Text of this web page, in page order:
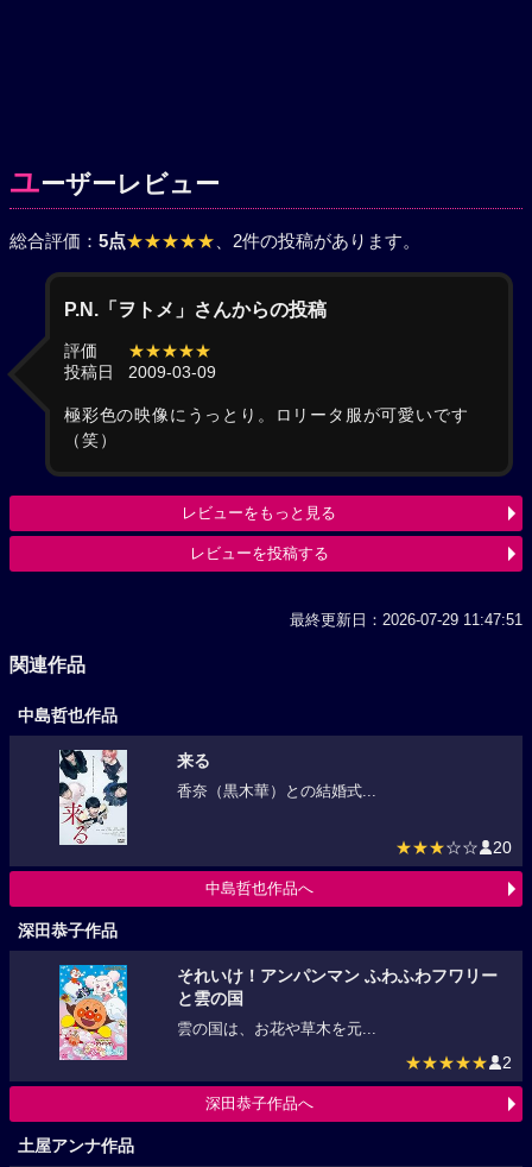
ユーザーレビュー
総合評価： 5点★★★★★ 、2件の投稿があります。
P.N.「ヲトメ」さんからの投稿
評価
★★★★★
投稿日
2009-03-09
極彩色の映像にうっとり。ロリータ服が可愛いです
（笑）
レビューをもっと見る
レビューを投稿する
最終更新日：2026-07-29 11:47:51
関連作品
中島哲也作品
来る
香奈（黒木華）との結婚式...
★★★☆☆ 20
中島哲也作品へ
深田恭子作品
それいけ！アンパンマン ふわふわフワリー
と雲の国
雲の国は、お花や草木を元...
★★★★★ 2
深田恭子作品へ
土屋アンナ作品